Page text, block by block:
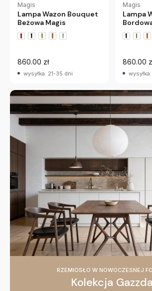
Magis
Lampa Wazon Bouquet
Beżowa Magis
860.00 zł
wysyłka: 21-35 dni
Magis
Lampa
860.00
RZEMIOSŁO W NOWOCZESNEJ
Kolekcja Gazzda